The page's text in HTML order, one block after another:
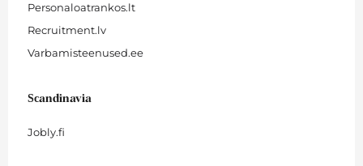
Personaloatrankos.lt
Recruitment.lv
Varbamisteenused.ee
Scandinavia
Jobly.fi